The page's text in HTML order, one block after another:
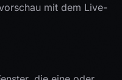
mit dem Live-